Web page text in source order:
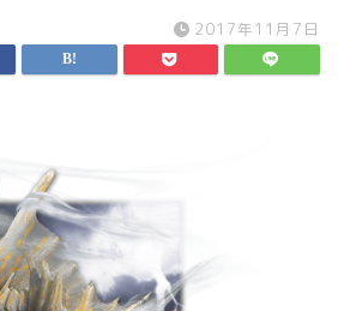
2017年11月7日